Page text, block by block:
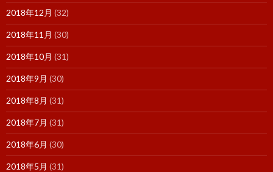
2018年12月 (32)
2018年11月 (30)
2018年10月 (31)
2018年9月 (30)
2018年8月 (31)
2018年7月 (31)
2018年6月 (30)
2018年5月 (31)